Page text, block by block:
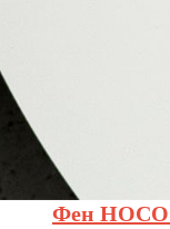
Фен